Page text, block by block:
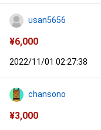
usan5656
¥6,000
2022/11/01 02:27:38
chansono
¥3,000